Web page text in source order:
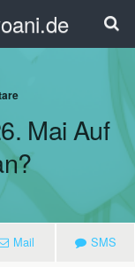
Mai Auf
Mail SMS